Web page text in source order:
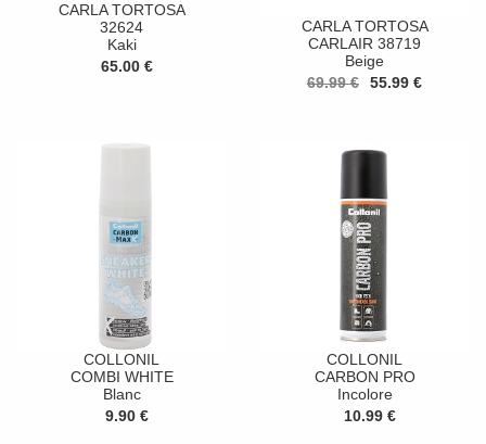
CARLA TORTOSA
32624
Kaki
65.00 €
CARLA TORTOSA
CARLAIR 38719
Beige
69.99 €
55.99 €
COLLONIL
COMBI WHITE
Blanc
9.90 €
COLLONIL
CARBON PRO
Incolore
10.99 €